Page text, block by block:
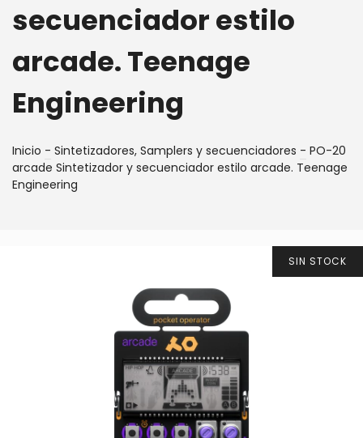
secuenciador estilo
arcade. Teenage
Engineering
Inicio - Sintetizadores, Samplers y secuenciadores - PO-20
arcade Sintetizador y secuenciador estilo arcade. Teenage
Engineering
SIN STOCK